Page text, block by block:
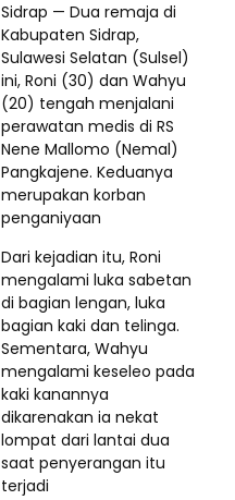
Sidrap — Dua remaja di
Kabupaten Sidrap,
Sulawesi Selatan (Sulsel)
ini, Roni (30) dan Wahyu
(20) tengah menjalani
perawatan medis di RS
Nene Mallomo (Nemal)
Pangkajene. Keduanya
merupakan korban
penganiyaan
Dari kejadian itu, Roni
mengalami luka sabetan
di bagian lengan, luka
bagian kaki dan telinga.
Sementara, Wahyu
mengalami keseleo pada
kaki kanannya
dikarenakan ia nekat
lompat dari lantai dua
saat penyerangan itu
terjadi